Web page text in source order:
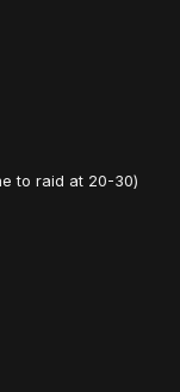
to raid at 20-30)